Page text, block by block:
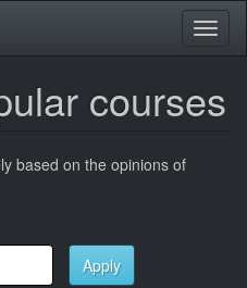
courses
based on the opinions of
Apply